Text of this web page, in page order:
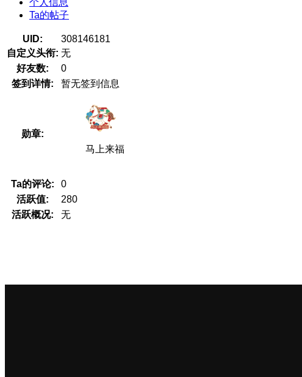
Ta的帖子
UID:
308146181
自定义头衔: 无
好友数:
0
签到详情:
暂无签到信息
勋章:
马上来福
Ta的评论:
0
活跃值:
280
活跃概况:
无